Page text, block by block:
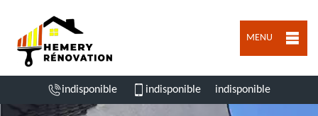
MENU
indisponible indisponible indisponible